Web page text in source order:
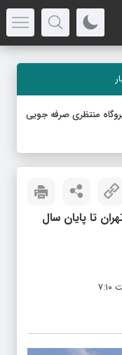
در اصفهان؛ مردم۱.۵ برابر نیروگاه منتظری صرفه جویی
تا پایان سال